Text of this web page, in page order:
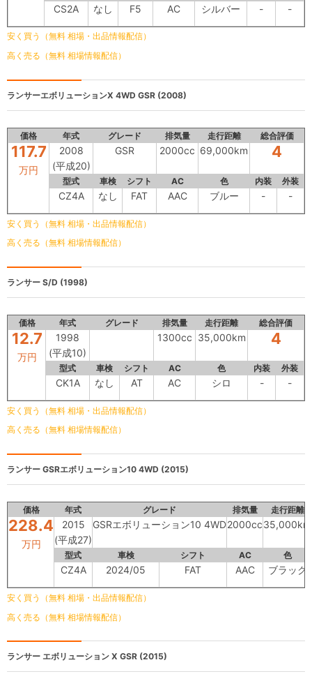
CS2A なし F5 AC シルバー - -
安く買う（無料 相場・出品情報配信）
高く売る（無料 相場情報配信）
ランサーエボリューションX 4WD GSR (2008)
価格 年式 グレード 排気量 走行距離 総合評価
117.7
万円
2008
(平成20)
GSR 2000cc 69,000km 4
型式 車検 シフト AC 色 内装 外装
CZ4A なし FAT AAC ブルー - -
安く買う（無料 相場・出品情報配信）
高く売る（無料 相場情報配信）
ランサー S/D (1998)
価格 年式 グレード 排気量 走行距離 総合評価
12.7
万円
1998
(平成10)
1300cc 35,000km 4
型式 車検 シフト AC 色 内装 外装
CK1A なし AT AC シロ - -
安く買う（無料 相場・出品情報配信）
高く売る（無料 相場情報配信）
ランサー GSRエボリューション10 4WD (2015)
価格 年式 グレード 排気量 走行距離
228.4
万円
2015
(平成27)
GSRエボリューション10 4WD2000cc35,000km
型式 車検 シフト AC 色
CZ4A 2024/05 FAT AAC ブラック
安く買う（無料 相場・出品情報配信）
高く売る（無料 相場情報配信）
ランサー エボリューション X GSR (2015)